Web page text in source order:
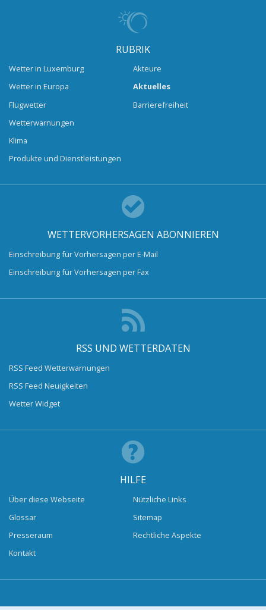
RUBRIK
Wetter in Luxemburg
Wetter in Europa
Flugwetter
Wetterwarnungen
Klima
Produkte und Dienstleistungen
Akteure
Aktuelles
Barrierefreiheit
WETTERVORHERSAGEN ABONNIEREN
Einschreibung für Vorhersagen per E-Mail
Einschreibung für Vorhersagen per Fax
RSS UND WETTERDATEN
RSS Feed Wetterwarnungen
RSS Feed Neuigkeiten
Wetter Widget
HILFE
Über diese Webseite
Glossar
Presseraum
Kontakt
Nützliche Links
Sitemap
Rechtliche Aspekte